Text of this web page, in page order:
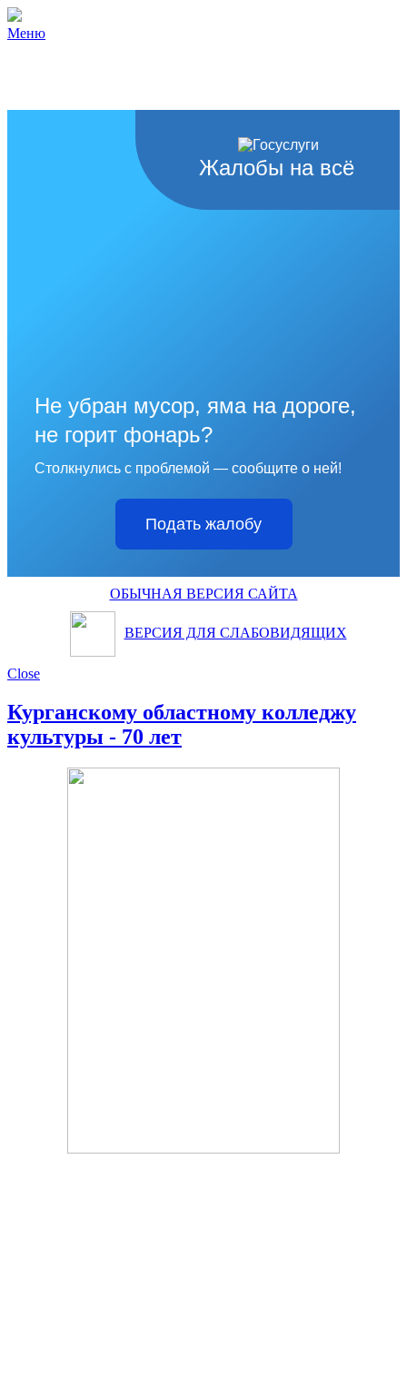
Меню
Жалобы на всё
Не убран мусор, яма на дороге,
не горит фонарь?
Столкнулись с проблемой — сообщите о ней!
Подать жалобу
ОБЫЧНАЯ ВЕРСИЯ САЙТА
ВЕРСИЯ ДЛЯ СЛАБОВИДЯЩИХ
Close
Курганскому областному колледжу
культуры - 70 лет